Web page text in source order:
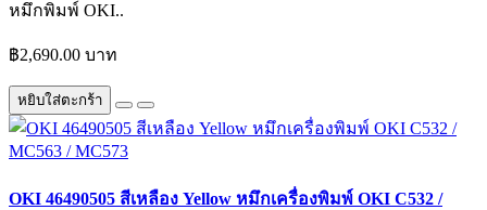
หมึกพิมพ์ OKI..
฿2,690.00 บาท
หยิบใส่ตะกร้า
OKI 46490505 สีเหลือง Yellow หมึกเครื่องพิมพ์ OKI C532 /